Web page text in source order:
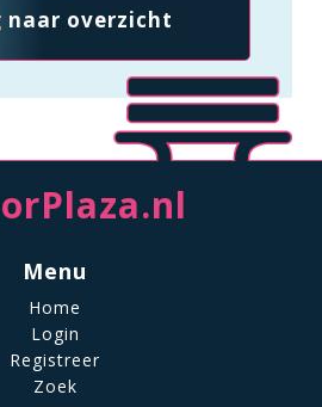
naar overzicht
Menu
Home
Login
Registreer
Zoek